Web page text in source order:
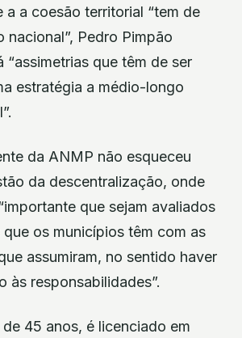
a a coesão territorial “tem de
nacional”, Pedro Pimpão
“assimetrias que têm de ser
estratégia a médio-longo
da ANMP não esqueceu
da descentralização, onde
que sejam avaliados
os municípios têm com as
assumiram, no sentido haver
às responsabilidades”.
45 anos, é licenciado em